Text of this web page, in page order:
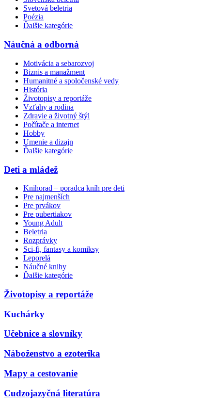
Svetová beletria
Poézia
Ďalšie kategórie
Náučná a odborná
Motivácia a sebarozvoj
Biznis a manažment
Humanitné a spoločenské vedy
História
Životopisy a reportáže
Vzťahy a rodina
Zdravie a životný štýl
Počítače a internet
Hobby
Umenie a dizajn
Ďalšie kategórie
Deti a mládež
Knihorad – poradca kníh pre deti
Pre najmenších
Pre prvákov
Pre pubertiakov
Young Adult
Beletria
Rozprávky
Sci-fi, fantasy a komiksy
Leporelá
Náučné knihy
Ďalšie kategórie
Životopisy a reportáže
Kuchárky
Učebnice a slovníky
Náboženstvo a ezoterika
Mapy a cestovanie
Cudzojazyčná literatúra